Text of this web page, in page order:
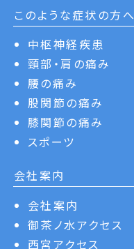
このような症状の方へ
中枢神経疾患
頸部・肩の痛み
腰の痛み
股関節の痛み
膝関節の痛み
スポーツ
会社案内
会社案内
御茶ノ水アクセス
西宮アクセス